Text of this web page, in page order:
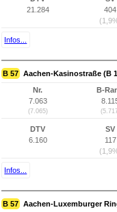
21.284
404
Infos...
B 57 Aachen-Kasinostraße (B
Nr.
7.063
(7.065)
B-
DTV
6.160
SV
117
Infos...
B 57 Aachen-Luxemburger